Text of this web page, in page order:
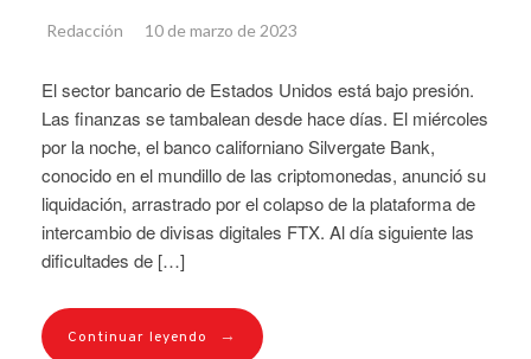
Redacción 10 de marzo de 2023
El sector bancario de Estados Unidos está bajo presión.
Las finanzas se tambalean desde hace días. El miércoles
por la noche, el banco californiano Silvergate Bank,
conocido en el mundillo de las criptomonedas, anunció su
liquidación, arrastrado por el colapso de la plataforma de
intercambio de divisas digitales FTX. Al día siguiente las
dificultades de […]
Continuar leyendo →